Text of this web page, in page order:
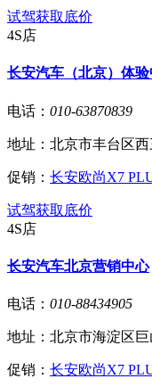
试驾获取底价
4S店
长安汽车（北京）体
电话： 010-63870839
地址： 北京市丰台区西
促销： 长安欧尚X7
试驾获取底价
4S店
长安汽车北京营销中心
电话： 010-88434905
地址： 北京市海淀区巨
促销： 长安欧尚X7